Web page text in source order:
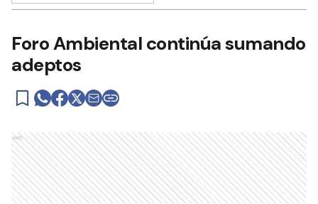
Foro Ambiental continúa sumando
adeptos
Ads